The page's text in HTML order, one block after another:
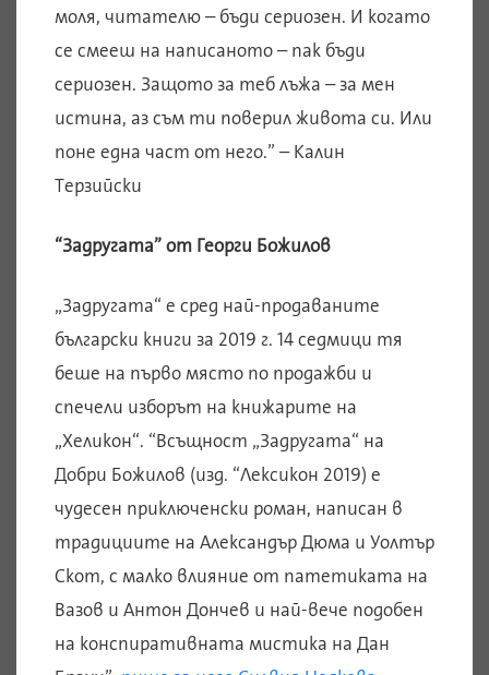
моля, читателю – бъди сериозен. И когато
се смееш на написаното – пак бъди
сериозен. Защото за теб лъжа – за мен
истина, аз съм ти поверил живота си. Или
поне една част от него.” – Калин
Терзийски
“Задругата” от Георги Божилов
„Задругата“ е сред най-продаваните
български книги за 2019 г. 14 седмици тя
беше на първо място по продажби и
спечели изборът на книжарите на
„Хеликон“. “Всъщност „Задругата“ на
Добри Божилов (изд. “Лексикон 2019) е
чудесен приключенски роман, написан в
традициите на Александър Дюма и Уолтър
Скот, с малко влияние от патетиката на
Вазов и Антон Дончев и най-вече подобен
на конспиративната мистика на Дан